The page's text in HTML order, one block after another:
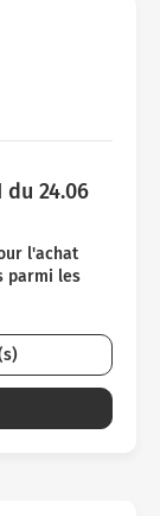
du 24.06
l'achat
parmi les